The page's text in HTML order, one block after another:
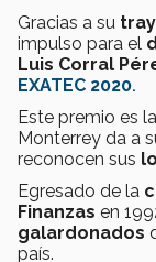
Gracias a su
impulso para el
Luis Corral
EXATEC 2020.
Este premio es
Monterrey da a
reconocen sus
Egresado de la
Finanzas en
galardonados
país.